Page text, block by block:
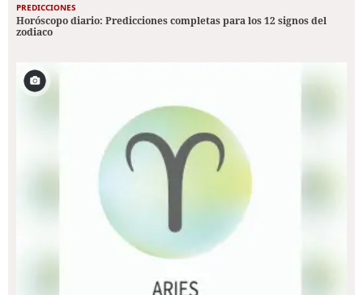
PREDICCIONES
Horóscopo diario: Predicciones completas para los 12 signos del
zodiaco